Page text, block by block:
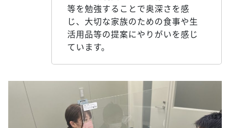
等を勉強することで奥深さを感
じ、大切な家族のための食事や生
活用品等の提案にやりがいを感じ
ています。